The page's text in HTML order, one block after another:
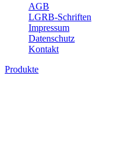
AGB
LGRB-Schriften
Impressum
Datenschutz
Kontakt
Produkte